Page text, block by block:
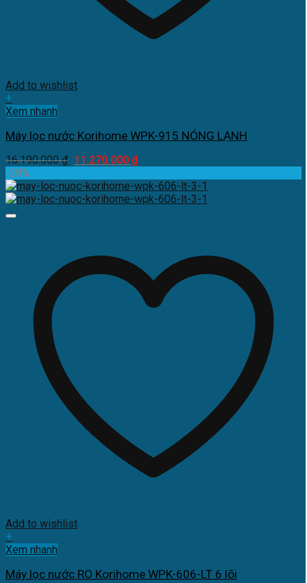
Add to wishlist
+
Xem nhanh
Máy lọc nước Korihome WPK-915 NÓNG LẠNH
16.190.000₫ Giá
là:
16.190.000 ₫.
11.270.000 ₫Giá
tại
là:
-28%
Add to wishlist
+
Xem nhanh
Máy lọc nước RO Korihome WPK-606-LT 6 lõi